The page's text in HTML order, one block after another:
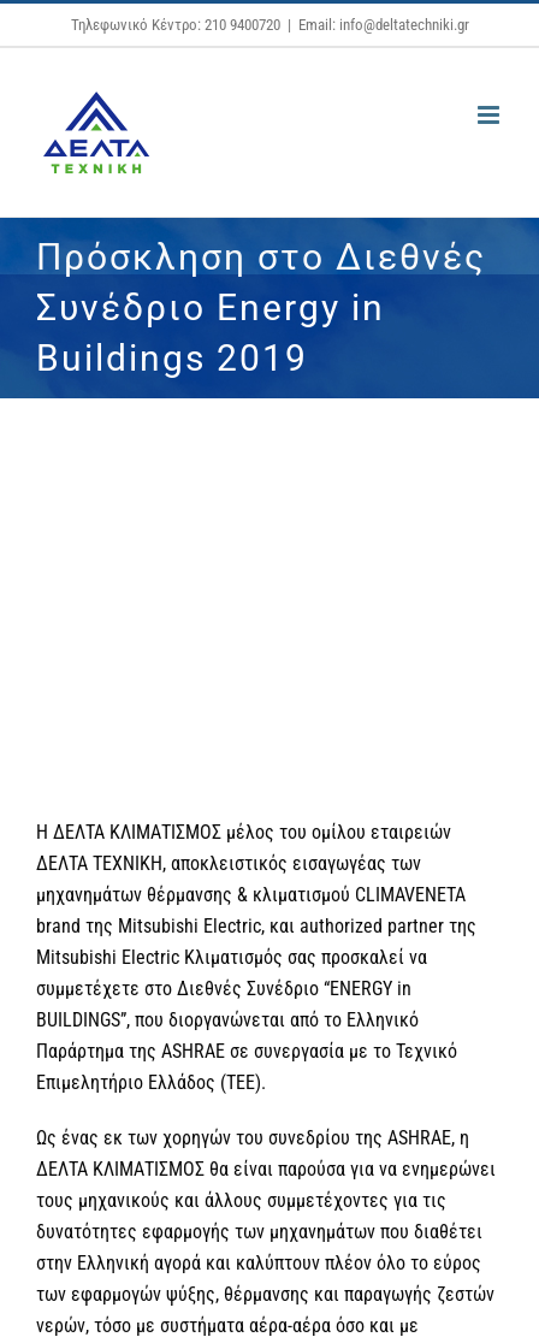
Μετάβαση
στο
Τηλεφωνικό Κέντρο: 210 9400720 | Email: info@deltatechniki.gr
Πρόσκληση στο Διεθνές
Συνέδριο Energy in
Buildings 2019
H ΔΕΛΤΑ ΚΛΙΜΑΤΙΣΜΟΣ μέλος του ομίλου εταιρειών
ΔΕΛΤΑ ΤΕΧΝΙΚΗ, αποκλειστικός εισαγωγέας των
μηχανημάτων θέρμανσης & κλιματισμού CLIMAVENETA
brand της Mitsubishi Electric, και authorized partner της
Mitsubishi Electric Κλιματισμός σας προσκαλεί να
συμμετέχετε στο Διεθνές Συνέδριο “ENERGY in
BUILDINGS”, που διοργανώνεται από το Ελληνικό
Παράρτημα της ASHRAE σε συνεργασία με το Τεχνικό
Επιμελητήριο Ελλάδος (TEE).
Ως ένας εκ των χορηγών του συνεδρίου της ASHRAE, η
ΔΕΛΤΑ ΚΛΙΜΑΤΙΣΜΟΣ θα είναι παρούσα για να ενημερώνει
τους μηχανικούς και άλλους συμμετέχοντες για τις
δυνατότητες εφαρμογής των μηχανημάτων που διαθέτει
στην Ελληνική αγορά και καλύπτουν πλέον όλο το εύρος
των εφαρμογών ψύξης, θέρμανσης και παραγωγής ζεστών
νερών, τόσο με συστήματα αέρα-αέρα όσο και με